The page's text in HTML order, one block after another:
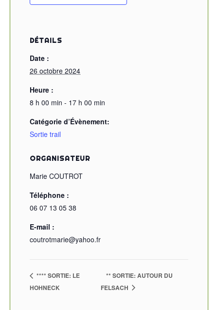
DÉTAILS
Date :
26 octobre 2024
Heure :
8 h 00 min - 17 h 00 min
Catégorie d’Évènement:
Sortie trail
ORGANISATEUR
Marie COUTROT
Téléphone :
06 07 13 05 38
E-mail :
coutrotmarie@yahoo.fr
**** SORTIE: LE
HOHNECK
** SORTIE: AUTOUR DU
FELSACH